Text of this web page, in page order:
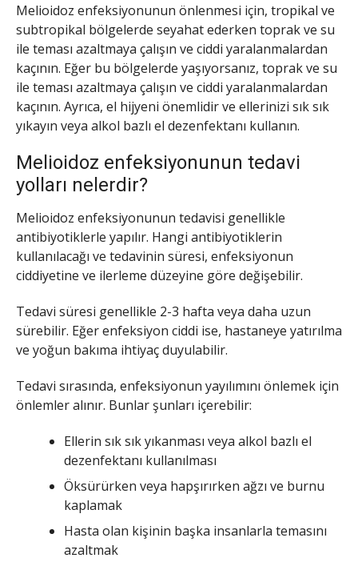
Melioidoz enfeksiyonunun önlenmesi için, tropikal ve
subtropikal bölgelerde seyahat ederken toprak ve su
ile teması azaltmaya çalışın ve ciddi yaralanmalardan
kaçının. Eğer bu bölgelerde yaşıyorsanız, toprak ve su
ile teması azaltmaya çalışın ve ciddi yaralanmalardan
kaçının. Ayrıca, el hijyeni önemlidir ve ellerinizi sık sık
yıkayın veya alkol bazlı el dezenfektanı kullanın.
Melioidoz enfeksiyonunun tedavi
yolları nelerdir?
Melioidoz enfeksiyonunun tedavisi genellikle
antibiyotiklerle yapılır. Hangi antibiyotiklerin
kullanılacağı ve tedavinin süresi, enfeksiyonun
ciddiyetine ve ilerleme düzeyine göre değişebilir.
Tedavi süresi genellikle 2-3 hafta veya daha uzun
sürebilir. Eğer enfeksiyon ciddi ise, hastaneye yatırılma
ve yoğun bakıma ihtiyaç duyulabilir.
Tedavi sırasında, enfeksiyonun yayılımını önlemek için
önlemler alınır. Bunlar şunları içerebilir:
Ellerin sık sık yıkanması veya alkol bazlı el
dezenfektanı kullanılması
Öksürürken veya hapşırırken ağzı ve burnu
kaplamak
Hasta olan kişinin başka insanlarla temasını
azaltmak